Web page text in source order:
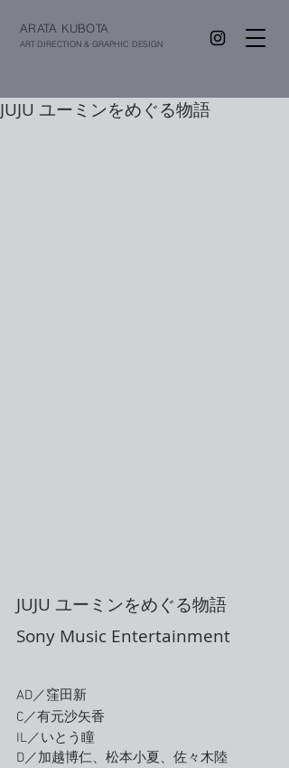
ARATA KUBOTA
ART DIRECTION & GRAPHIC DESIGN
JUJU ユーミンをめぐる物語
JUJU ユーミンをめぐる物語
Sony Music Entertainment
AD／窪田新
C／有元沙矢香
IL／いとう瞳
D／加越博仁、松本小夏、佐々木陸